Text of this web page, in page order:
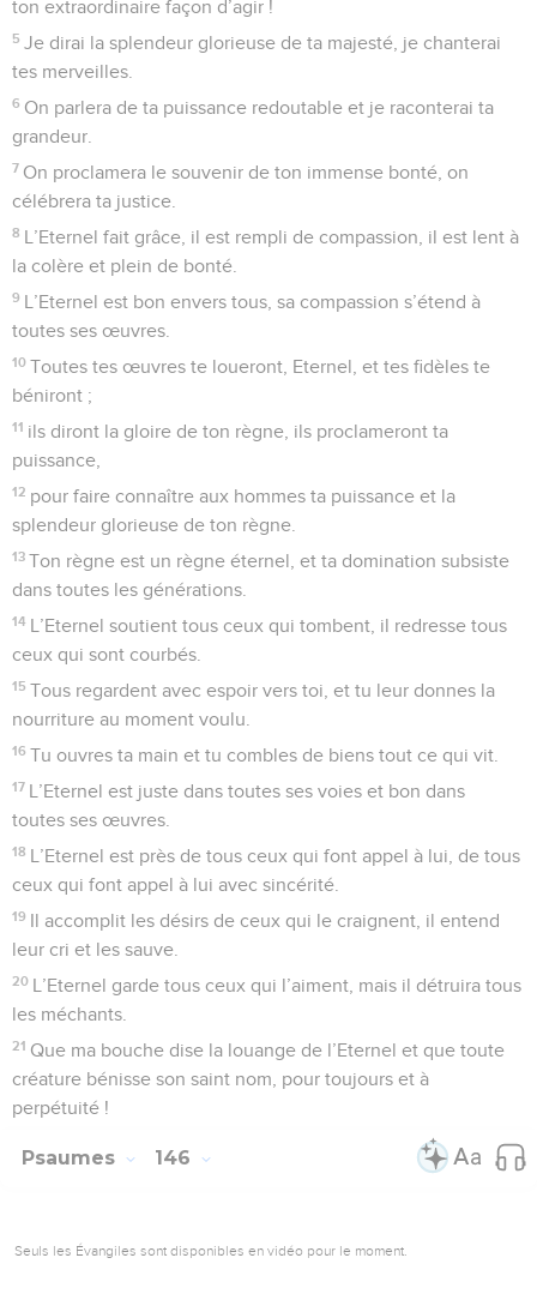
ton extraordinaire façon d’agir !
5 Je dirai la splendeur glorieuse de ta majesté, je chanterai
tes merveilles.
6 On parlera de ta puissance redoutable et je raconterai ta
grandeur.
7 On proclamera le souvenir de ton immense bonté, on
célébrera ta justice.
8 L’Eternel fait grâce, il est rempli de compassion, il est lent à
la colère et plein de bonté.
9 L’Eternel est bon envers tous, sa compassion s’étend à
toutes ses œuvres.
10 Toutes tes œuvres te loueront, Eternel, et tes fidèles te
béniront ;
11 ils diront la gloire de ton règne, ils proclameront ta
puissance,
12 pour faire connaître aux hommes ta puissance et la
splendeur glorieuse de ton règne.
13 Ton règne est un règne éternel, et ta domination subsiste
dans toutes les générations.
14 L’Eternel soutient tous ceux qui tombent, il redresse tous
ceux qui sont courbés.
15 Tous regardent avec espoir vers toi, et tu leur donnes la
nourriture au moment voulu.
16 Tu ouvres ta main et tu combles de biens tout ce qui vit.
17 L’Eternel est juste dans toutes ses voies et bon dans
toutes ses œuvres.
18 L’Eternel est près de tous ceux qui font appel à lui, de tous
ceux qui font appel à lui avec sincérité.
19 Il accomplit les désirs de ceux qui le craignent, il entend
leur cri et les sauve.
20 L’Eternel garde tous ceux qui l’aiment, mais il détruira tous
les méchants.
21 Que ma bouche dise la louange de l’Eternel et que toute
créature bénisse son saint nom, pour toujours et à
perpétuité !
Psaumes 146
Seuls les Évangiles sont disponibles en vidéo pour le moment.